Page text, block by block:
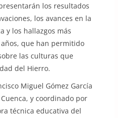
los resultados
los avances en la
y los hallazgos más
que han permitido
las culturas que
del Hierro.
Miguel Gómez García
y coordinado por
técnica educativa del